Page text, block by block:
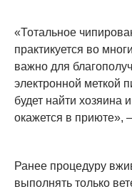
«Тотальное
практикуется во
важно для
электронной меткой
будет найти хозяина
окажется в приюте»,
Ранее процедуру
выполнять только